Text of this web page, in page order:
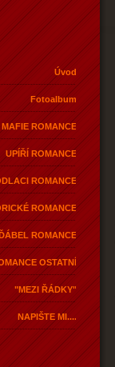
Úvod
Fotoalbum
MAFIE ROMANCE
UPÍŘÍ ROMANCE
ROMANCE
ROMANCE
ROMANCE
OSTATNÍ
"MEZI ŘÁDKY"
NAPIŠTE MI....